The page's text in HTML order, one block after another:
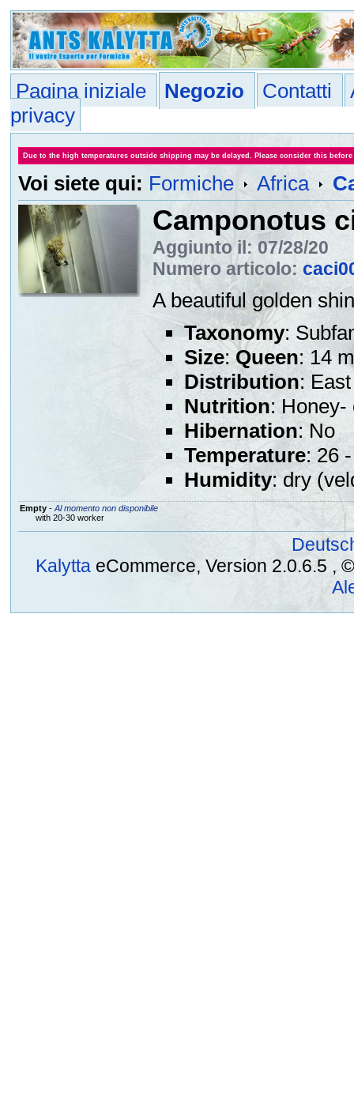
Pagina iniziale Negozio Contatti
privacy
Due to the high temperatures outside shipping may be delayed. Please consider this
Voi siete qui: Formiche Africa
Camponotus
Aggiunto il: 07/28/20
Numero articolo:
A beautiful golden
Taxonomy:
Size: Queen: 14
Distribution:
Nutrition: Honey-
Hibernation: No
Temperature: 26
Humidity: dry
Empty- Al momento non disponibile
with 20-30 worker
KalyttaeCommerce, Version 2.0.6.5 ,